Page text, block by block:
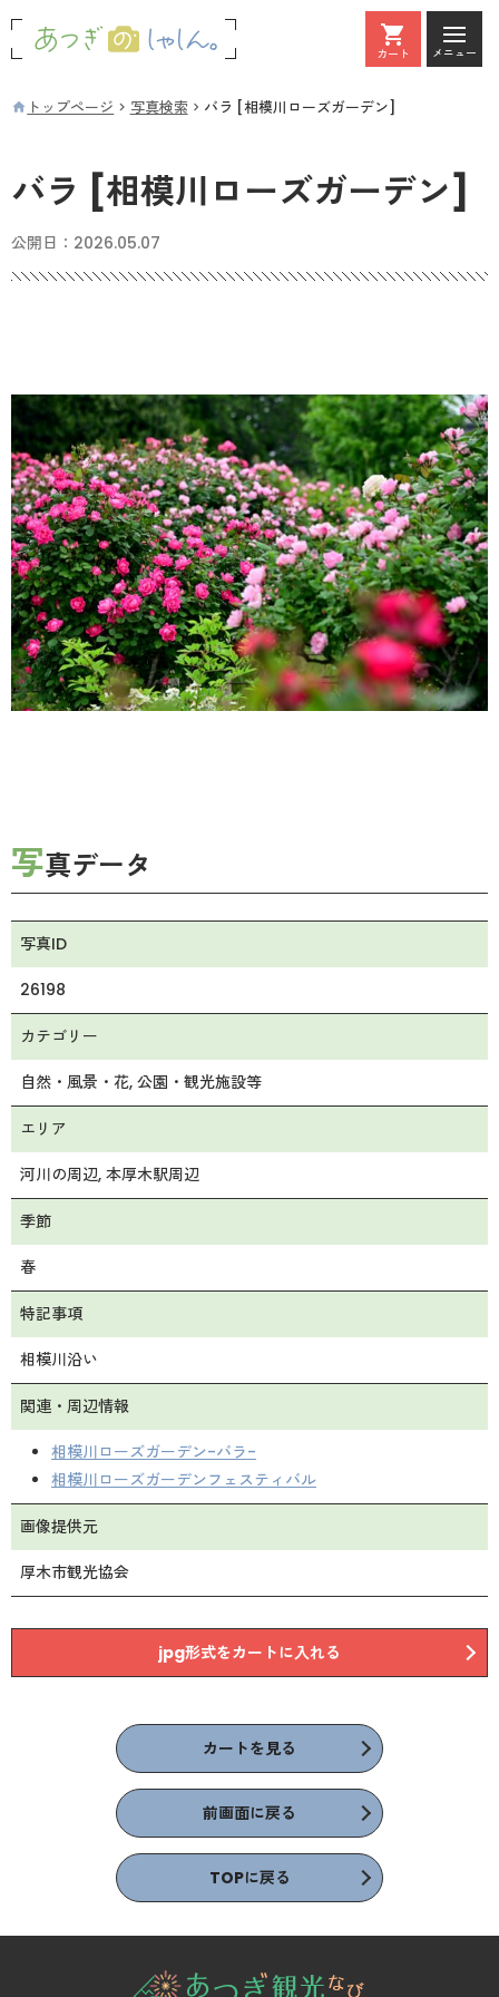
カート
カート メニュー
トップページ 写真検索 バラ [相模川ローズガーデン]
バラ [相模川ローズガーデン]
公開日： 2026.05.07
写真データ
写真ID
26198
カテゴリー
自然・風景・花 公園・観光施設等
エリア
河川の周辺 本厚木駅周辺
季節
春
特記事項
相模川沿い
関連・周辺情報
相模川ローズガーデン-バラ-
相模川ローズガーデンフェスティバル
画像提供元
厚木市観光協会
jpg形式をカートに入れる
カートを見る
前画面に戻る
TOPに戻る